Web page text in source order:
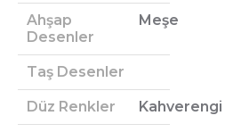
Ahşap
Desenler
Meşe
Taş Desenler
Düz Renkler Kahverengi